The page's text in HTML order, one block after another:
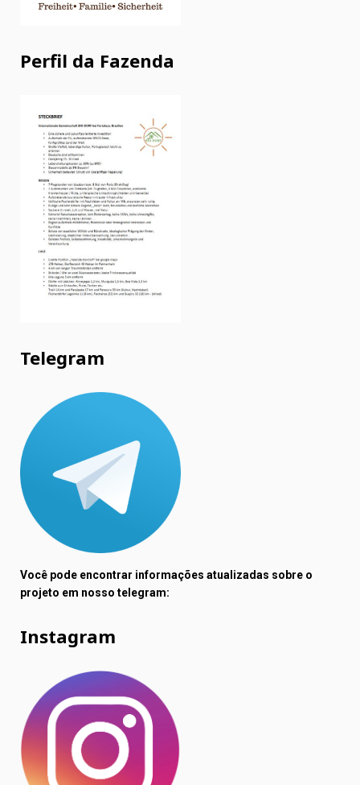
Perfil da Fazenda
Telegram
Você pode encontrar informações atualizadas sobre o
projeto em nosso telegram:
Instagram